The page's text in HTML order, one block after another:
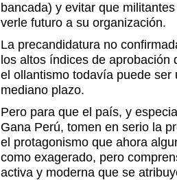
bancada) y evitar que
verle futuro a su organización.
La precandidatura no
los altos índices de
el ollantismo todavía puede ser
mediano plazo.
Pero para que el país, y
Gana Perú, tomen en serio la
el protagonismo que ahora
como exagerado, pero
activa y moderna que se